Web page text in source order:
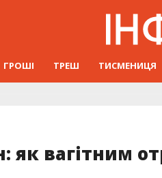
ГРОШІ ТРЕШ ТИСМЕНИЦЯ
як вагітним